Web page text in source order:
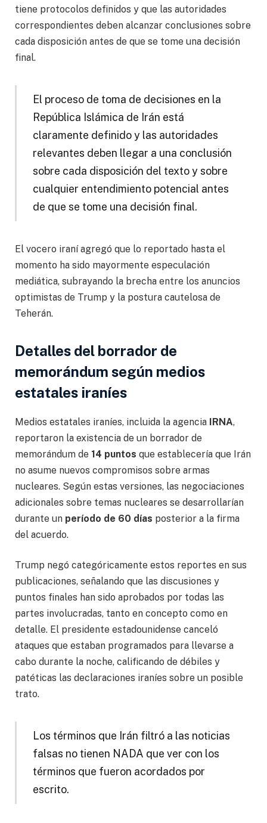
tiene protocolos definidos y que las autoridades
correspondientes deben alcanzar conclusiones sobre
cada disposición antes de que se tome una decisión
final.
El proceso de toma de decisiones en la
República Islámica de Irán está
claramente definido y las autoridades
relevantes deben llegar a una conclusión
sobre cada disposición del texto y sobre
cualquier entendimiento potencial antes
de que se tome una decisión final.
El vocero iraní agregó que lo reportado hasta el
momento ha sido mayormente especulación
mediática, subrayando la brecha entre los anuncios
optimistas de Trump y la postura cautelosa de
Teherán.
Detalles del borrador de
memorándum según medios
estatales iraníes
Medios estatales iraníes, incluida la agencia IRNA,
reportaron la existencia de un borrador de
memorándum de 14 puntos que establecería que Irán
no asume nuevos compromisos sobre armas
nucleares. Según estas versiones, las negociaciones
adicionales sobre temas nucleares se desarrollarían
durante un período de 60 días posterior a la firma
del acuerdo.
Trump negó categóricamente estos reportes en sus
publicaciones, señalando que las discusiones y
puntos finales han sido aprobados por todas las
partes involucradas, tanto en concepto como en
detalle. El presidente estadounidense canceló
ataques que estaban programados para llevarse a
cabo durante la noche, calificando de débiles y
patéticas las declaraciones iraníes sobre un posible
trato.
Los términos que Irán filtró a las noticias
falsas no tienen NADA que ver con los
términos que fueron acordados por
escrito.